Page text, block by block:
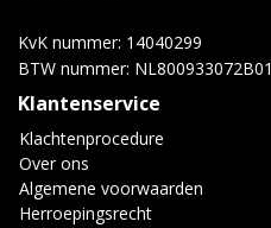
KvK nummer: 14040299
BTW nummer: NL800933072B01
Klantenservice
Klachtenprocedure
Over ons
Algemene voorwaarden
Herroepingsrecht